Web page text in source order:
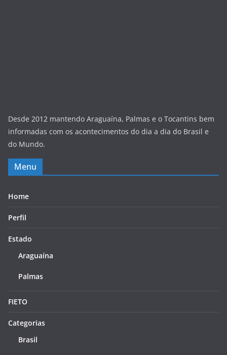
Desde 2012 mantendo Araguaína, Palmas e o Tocantins bem
informadas com os acontecimentos do dia a dia do Brasil e
do Mundo.
Menu
Home
Perfil
Estado
Araguaína
Palmas
FIETO
Categorias
Brasil